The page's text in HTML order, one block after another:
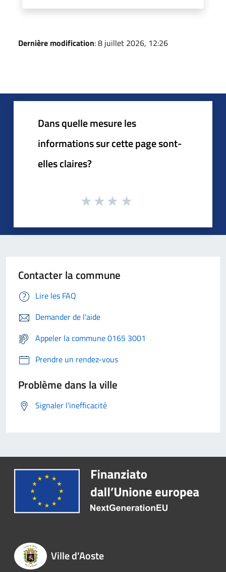
Dernière modification: 8 juillet 2026, 12:26
Dans quelle mesure les
informations sur cette page sont-
elles claires?
Contacter la commune
Lire les FAQ
Demander de l'aide
Appeler la commune 0165 3001
Prendre un rendez-vous
Problème dans la ville
Signaler l'inefficacité
Ville d'Aoste